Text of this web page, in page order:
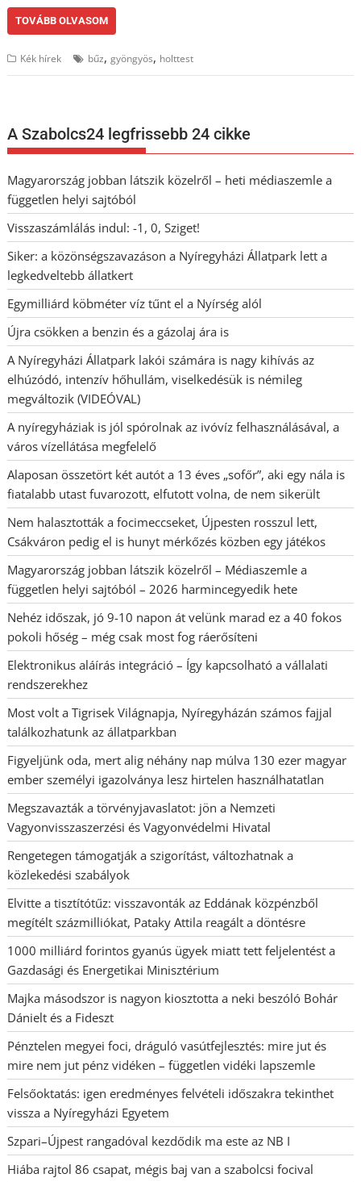
TOVÁBB OLVASOM
Kék hírek bűz,gyöngyös, holttest
A Szabolcs24 legfrissebb 24 cikke
Magyarország jobban látszik közelről – heti médiaszemle a
független helyi sajtóból
Visszaszámlálás indul: -1, 0, Sziget!
Siker: a közönségszavazáson a Nyíregyházi Állatpark lett a
legkedveltebb állatkert
Egymilliárd köbméter víz tűnt el a Nyírség alól
Újra csökken a benzin és a gázolaj ára is
A Nyíregyházi Állatpark lakói számára is nagy kihívás az
elhúzódó, intenzív hőhullám, viselkedésük is némileg
megváltozik (VIDEÓVAL)
A nyíregyháziak is jól spórolnak az ivóvíz felhasználásával, a
város vízellátása megfelelő
Alaposan összetört két autót a 13 éves „sofőr”, aki egy nála is
fiatalabb utast fuvarozott, elfutott volna, de nem sikerült
Nem halasztották a focimeccseket, Újpesten rosszul lett,
Csákváron pedig el is hunyt mérkőzés közben egy játékos
Magyarország jobban látszik közelről – Médiaszemle a
független helyi sajtóból – 2026 harmincegyedik hete
Nehéz időszak, jó 9-10 napon át velünk marad ez a 40 fokos
pokoli hőség – még csak most fog ráerősíteni
Elektronikus aláírás integráció – Így kapcsolható a vállalati
rendszerekhez
Most volt a Tigrisek Világnapja, Nyíregyházán számos fajjal
találkozhatunk az állatparkban
Figyeljünk oda, mert alig néhány nap múlva 130 ezer magyar
ember személyi igazolványa lesz hirtelen használhatatlan
Megszavazták a törvényjavaslatot: jön a Nemzeti
Vagyonvisszaszerzési és Vagyonvédelmi Hivatal
Rengetegen támogatják a szigorítást, változhatnak a
közlekedési szabályok
Elvitte a tisztítótűz: visszavonták az Eddának közpénzből
megítélt százmilliókat, Pataky Attila reagált a döntésre
1000 milliárd forintos gyanús ügyek miatt tett feljelentést a
Gazdasági és Energetikai Minisztérium
Majka másodszor is nagyon kiosztotta a neki beszóló Bohár
Dánielt és a Fideszt
Pénztelen megyei foci, dráguló vasútfejlesztés: mire jut és
mire nem jut pénz vidéken – független vidéki lapszemle
Felsőoktatás: igen eredményes felvételi időszakra tekinthet
vissza a Nyíregyházi Egyetem
Szpari–Újpest rangadóval kezdődik ma este az NB I
Hiába rajtol 86 csapat, mégis baj van a szabolcsi focival